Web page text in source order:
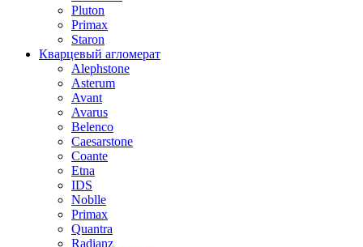
Pluton
Primax
Staron
Кварцевый агломерат
Alephstone
Asterum
Avant
Avarus
Belenco
Caesarstone
Coante
Etna
IDS
Noblle
Primax
Quantra
Radianz